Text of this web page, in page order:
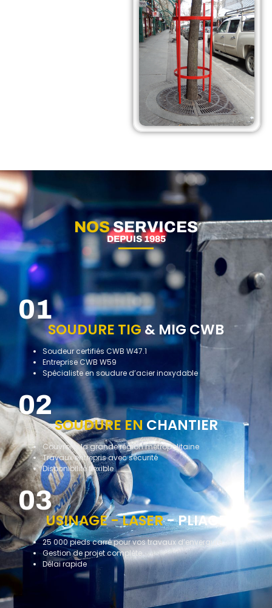
NOSSERVICES
DEPUIS 1985
01
SOUDURE TIG & MIG CWB
Soudeur certifiés CWB W47.1
Entreprise CWB W59
Spécialiste en soudure d’acier inoxydable
02
SOUDURE EN CHANTIER
Couvrons la grande région métropolitaine
Travaux entrepris avec sécurité
Disponibilité flexible
03
USINAGE - LASER- PLIAGE
25 000 pieds carré pour vos travaux d’envergure
Gestion de projet complète
Délai rapide